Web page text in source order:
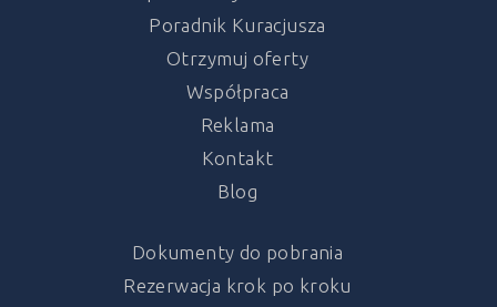
Poradnik Kuracjusza
Otrzymuj oferty
Współpraca
Reklama
Kontakt
Blog
Dokumenty do pobrania
Rezerwacja krok po kroku